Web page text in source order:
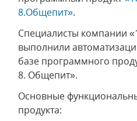
8.Общепит».
Специалисты компании
выполнили
базе программного
8. Общепит».
Основные
продукта: